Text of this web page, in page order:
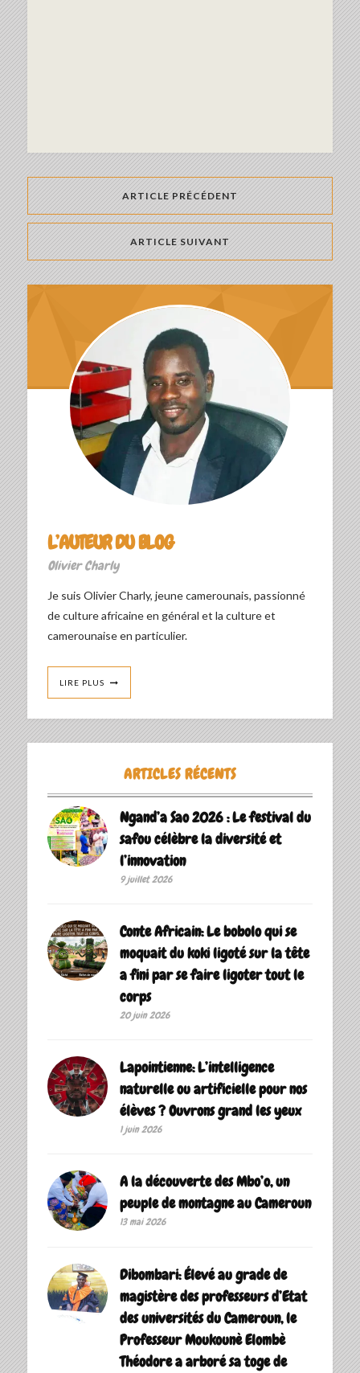
ARTICLE PRÉCÉDENT
ARTICLE SUIVANT
L’AUTEUR DU BLOG
Olivier Charly
Je suis Olivier Charly, jeune camerounais, passionné
de culture africaine en général et la culture et
camerounaise en particulier.
LIRE PLUS
ARTICLES RÉCENTS
Ngand’a Sao 2026 : Le festival du
safou célèbre la diversité et
l’innovation
9 juillet 2026
Conte Africain: Le bobolo qui se
moquait du koki ligoté sur la tête
a fini par se faire ligoter tout le
corps
20 juin 2026
Lapointienne: L’intelligence
naturelle ou artificielle pour nos
élèves ? Ouvrons grand les yeux
1 juin 2026
A la découverte des Mbo’o, un
peuple de montagne au Cameroun
13 mai 2026
Dibombari: Élevé au grade de
magistère des professeurs d’Etat
des universités du Cameroun, le
Professeur Moukounè Elombè
Théodore a arboré sa toge de